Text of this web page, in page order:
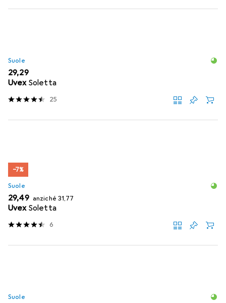
Suole
EUR
29,29
Uvex Soletta
25
−7%
Suole
EUR
29,49 anziché EUR
31,77
Uvex Soletta
6
Suole